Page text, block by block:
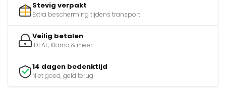
Stevig verpakt
Extra bescherming tijdens transport
Veilig betalen
iDEAL, Klarna & meer
14 dagen bedenktijd
Niet goed, geld terug